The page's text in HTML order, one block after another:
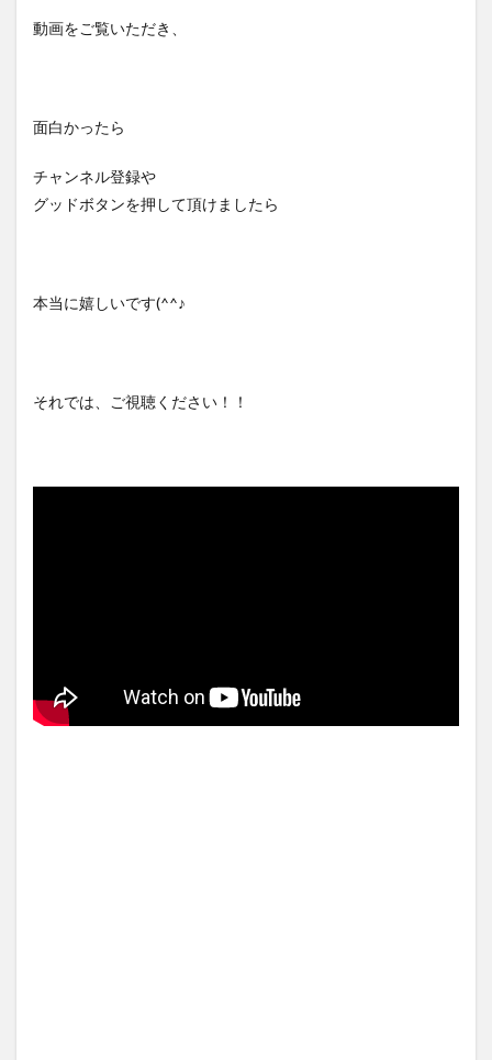
動画をご覧いただき、
面白かったら
チャンネル登録や
グッドボタンを押して頂けましたら
本当に嬉しいです(^^♪
それでは、ご視聴ください！！